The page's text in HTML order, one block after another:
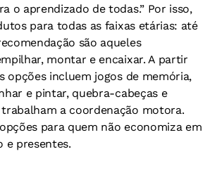
o aprendizado de todas.” Por isso,
para todas as faixas etárias: até
são aqueles
montar e encaixar. A partir
opções incluem jogos de memória,
e pintar, quebra-cabeças e
a coordenação motora.
para quem não economiza em
e presentes.